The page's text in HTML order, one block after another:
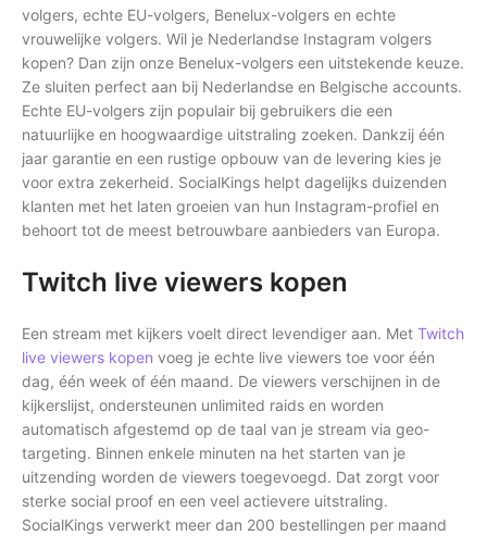
volgers, echte EU-volgers, Benelux-volgers en echte
vrouwelijke volgers. Wil je Nederlandse Instagram volgers
kopen? Dan zijn onze Benelux-volgers een uitstekende keuze.
Ze sluiten perfect aan bij Nederlandse en Belgische accounts.
Echte EU-volgers zijn populair bij gebruikers die een
natuurlijke en hoogwaardige uitstraling zoeken. Dankzij één
jaar garantie en een rustige opbouw van de levering kies je
voor extra zekerheid. SocialKings helpt dagelijks duizenden
klanten met het laten groeien van hun Instagram-profiel en
behoort tot de meest betrouwbare aanbieders van Europa.
Twitch live viewers kopen
Een stream met kijkers voelt direct levendiger aan. Met Twitch
live viewers kopen voeg je echte live viewers toe voor één
dag, één week of één maand. De viewers verschijnen in de
kijkerslijst, ondersteunen unlimited raids en worden
automatisch afgestemd op de taal van je stream via geo-
targeting. Binnen enkele minuten na het starten van je
uitzending worden de viewers toegevoegd. Dat zorgt voor
sterke social proof en een veel actievere uitstraling.
SocialKings verwerkt meer dan 200 bestellingen per maand